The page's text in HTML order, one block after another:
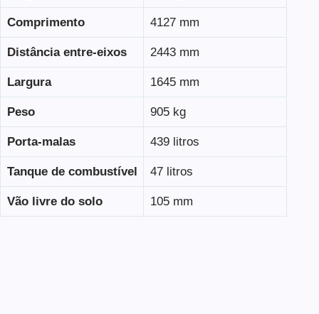
Comprimento 4127 mm
Distância entre-eixos 2443 mm
Largura 1645 mm
Peso 905 kg
Porta-malas 439 litros
Tanque de combustível 47 litros
Vão livre do solo 105 mm